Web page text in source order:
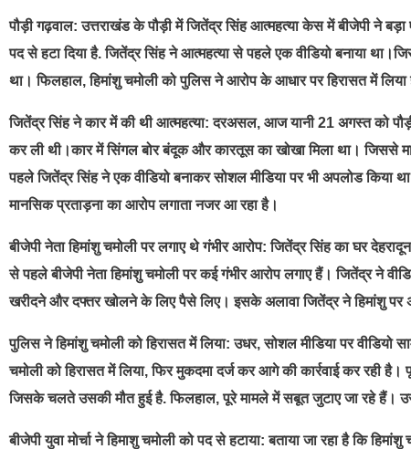
पौड़ी गढ़वाल: उत्तराखंड के पौड़ी में जितेंद्र सिंह आत्महत्या केस में बीजेपी ने बड़ा
पद से हटा दिया है. जितेंद्र सिंह ने आत्महत्या से पहले एक वीडियो बनाया
था। फिलहाल, हिमांशु चमोली को पुलिस ने आरोप के आधार पर हिरासत में लिया
जितेंद्र सिंह ने कार में की थी आत्महत्या: दरअसल, आज यानी 21 अगस्त को
कर ली थी।कार में सिंगल बोर बंदूक और कारतूस का खोखा मिला था। जिससे
पहले जितेंद्र सिंह ने एक वीडियो बनाकर सोशल मीडिया पर भी अपलोड
मानसिक प्रताड़ना का आरोप लगाता नजर आ रहा है।
बीजेपी नेता हिमांशु चमोली पर लगाए थे गंभीर आरोप: जितेंद्र सिंह का घर
से पहले बीजेपी नेता हिमांशु चमोली पर कई गंभीर आरोप लगाए हैं। जितेंद्र ने
खरीदने और दफ्तर खोलने के लिए पैसे लिए। इसके अलावा जितेंद्र ने हिमांशु पर
पुलिस ने हिमांशु चमोली को हिरासत में लिया: उधर, सोशल मीडिया पर
चमोली को हिरासत में लिया, फिर मुकदमा दर्ज कर आगे की कार्रवाई कर रही
जिसके चलते उसकी मौत हुई है. फिलहाल, पूरे मामले में सबूत जुटाए जा रहे हैं।
बीजेपी युवा मोर्चा ने हिमाशु चमोली को पद से हटाया: बताया जा रहा है कि